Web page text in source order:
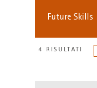
Future Skills
4 RISULTATI